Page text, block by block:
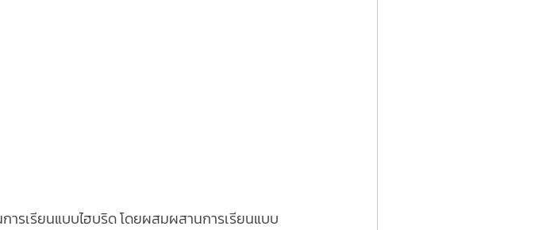
รเรียนแบบไฮบริด โดยผสมผสานการเรียนแบบ